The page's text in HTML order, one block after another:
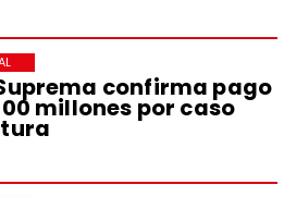
confirma pago
millones por caso